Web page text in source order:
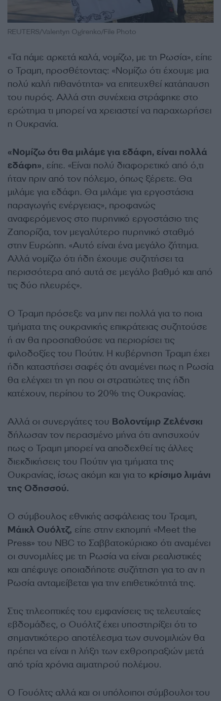
REUTERS/Valentyn Ogirenko/File Photo
«Τα πάμε αρκετά καλά, νομίζω, με τη Ρωσία», είπε
ο Τραμπ, προσθέτοντας: «Νομίζω ότι έχουμε μια
πολύ καλή πιθανότητα» να επιτευχθεί κατάπαυση
του πυρός. Αλλά στη συνέχεια στράφηκε στο
ερώτημα τι μπορεί να χρειαστεί να παραχωρήσει
η Ουκρανία.
«Νομίζω ότι θα μιλάμε για εδάφη, είναι πολλά
εδάφη», είπε. «Είναι πολύ διαφορετικό από ό,τι
ήταν πριν από τον πόλεμο, όπως ξέρετε. Θα
μιλάμε για εδάφη. Θα μιλάμε για εργοστάσια
παραγωγής ενέργειας», προφανώς
αναφερόμενος στο πυρηνικό εργοστάσιο της
Ζαπορίζια, τον μεγαλύτερο πυρηνικό σταθμό
στην Ευρώπη. «Αυτό είναι ένα μεγάλο ζήτημα.
Αλλά νομίζω ότι ήδη έχουμε συζητήσει τα
περισσότερα από αυτά σε μεγάλο βαθμό και από
τις δύο πλευρές».
Ο Τραμπ πρόσεξε να μην πει πολλά για το ποια
τμήματα της ουκρανικής επικράτειας συζητούσε
ή αν θα προσπαθούσε να περιορίσει τις
φιλοδοξίες του Πούτιν. Η κυβέρνηση Τραμπ έχει
ήδη καταστήσει σαφές ότι αναμένει πως η Ρωσία
θα ελέγχει τη γη που οι στρατιώτες της ήδη
κατέχουν, περίπου το 20% της Ουκρανίας.
Αλλά οι συνεργάτες του Βολοντίμιρ Ζελένσκι
δήλωσαν τον περασμένο μήνα ότι ανησυχούν
πως ο Τραμπ μπορεί να αποδεχθεί τις άλλες
διεκδικήσεις του Πούτιν για τμήματα της
Ουκρανίας, ίσως ακόμη και για το κρίσιμο λιμάνι
της Οδησσού.
Ο σύμβουλος εθνικής ασφάλειας του Τραμπ,
Μάικλ Ουόλτζ, είπε στην εκπομπή «Meet the
Press» του NBC το Σαββατοκύριακο ότι αναμένει
οι συνομιλίες με τη Ρωσία να είναι ρεαλιστικές
και απέφυγε οποιαδήποτε συζήτηση για το αν η
Ρωσία ανταμείβεται για την επιθετικότητά της.
Στις τηλεοπτικές του εμφανίσεις τις τελευταίες
εβδομάδες, ο Ουόλτζ έχει υποστηρίξει ότι το
σημαντικότερο αποτέλεσμα των συνομιλιών θα
πρέπει να είναι η λήξη των εχθροπραξιών μετά
από τρία χρόνια αιματηρού πολέμου.
Ο Γουόλτς αλλά και οι υπόλοιποι σύμβουλοι του